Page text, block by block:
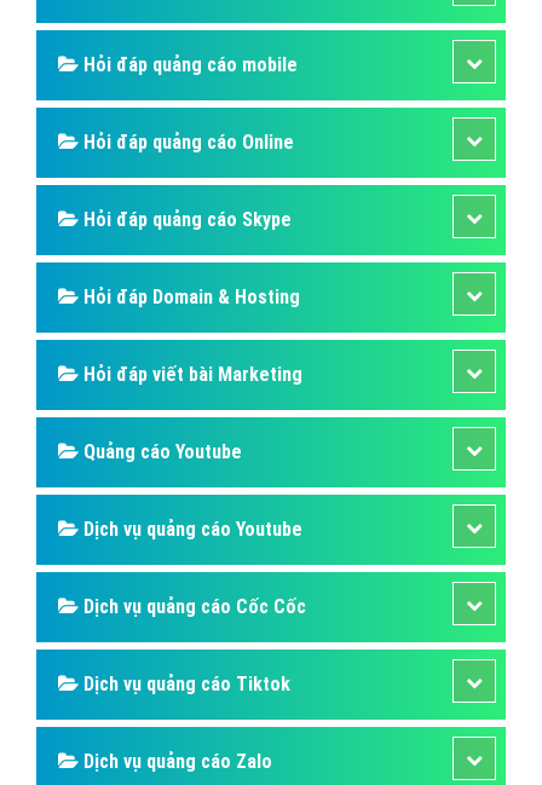
Hỏi đáp quảng cáo mobile
Hỏi đáp quảng cáo Online
Hỏi đáp quảng cáo Skype
Hỏi đáp Domain & Hosting
Hỏi đáp viết bài Marketing
Quảng cáo Youtube
Dịch vụ quảng cáo Youtube
Dịch vụ quảng cáo Cốc Cốc
Dịch vụ quảng cáo Tiktok
Dịch vụ quảng cáo Zalo